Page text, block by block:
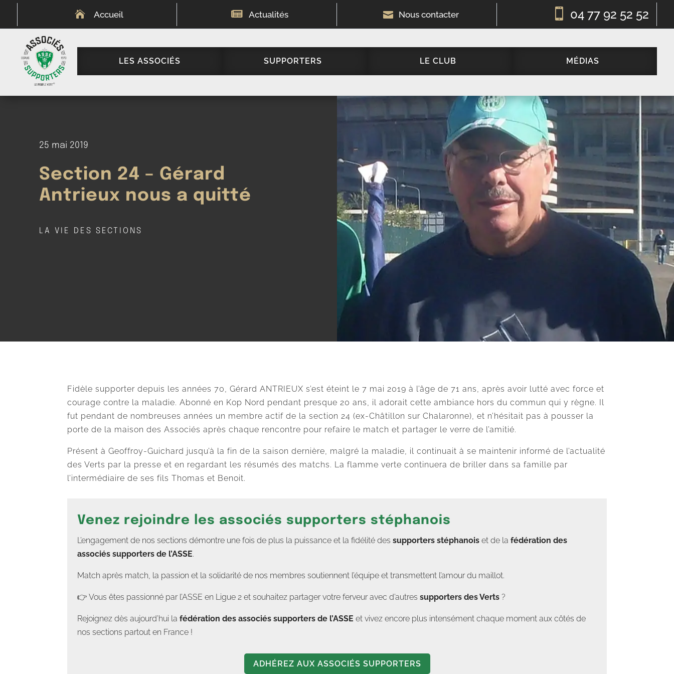
 Accueil  Actualités  Nous contacter  04 77 92 52 52
LES ASSOCIÉS SUPPORTERS LE CLUB MÉDIAS
25 mai 2019
Section 24 – Gérard
Antrieux nous a quitté
LA VIE DES SECTIONS
Fidèle supporter depuis les années 70, Gérard ANTRIEUX s’est éteint le 7 mai 2019 à l’âge de 71 ans, après avoir lutté avec force et
courage contre la maladie. Abonné en Kop Nord pendant presque 20 ans, il adorait cette ambiance hors du commun qui y règne. Il
fut pendant de nombreuses années un membre actif de la section 24 (ex-Châtillon sur Chalaronne), et n’hésitait pas à pousser la
porte de la maison des Associés après chaque rencontre pour refaire le match et partager le verre de l’amitié.
Présent à Geoffroy-Guichard jusqu’à la fin de la saison dernière, malgré la maladie, il continuait à se maintenir informé de l’actualité
des Verts par la presse et en regardant les résumés des matchs. La flamme verte continuera de briller dans sa famille par
l’intermédiaire de ses fils Thomas et Benoit.
Venez rejoindre les associés supporters stéphanois
L’engagement de nos sections démontre une fois de plus la puissance et la fidélité des supporters stéphanois et de la fédération des
associés supporters de l’ASSE.
Match après match, la passion et la solidarité de nos membres soutiennent l’équipe et transmettent l’amour du maillot.
👉 Vous êtes passionné par l’ASSE en Ligue 2 et souhaitez partager votre ferveur avec d’autres supporters des Verts ?
Rejoignez dès aujourd’hui la fédération des associés supporters de l’ASSE et vivez encore plus intensément chaque moment aux côtés de
nos sections partout en France !
ADHÉREZ AUX ASSOCIÉS SUPPORTERS